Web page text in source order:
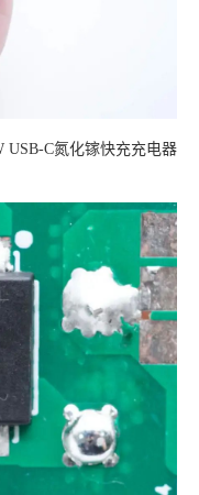
USB-C氮化镓快充充电器